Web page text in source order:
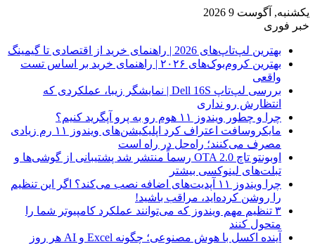
یکشنبه, آگوست 9 2026
خبر فوری
بهترین لپ‌تاپ‌های 2026 | راهنمای خرید از اقتصادی تا گیمینگ
بهترین کروم‌بوک‌های ۲۰۲۶ | راهنمای خرید بر اساس تست
واقعی
بررسی لپ‌تاپ Dell 16S | نمایشگر زیبا، عملکردی که
انتظارش رو نداری
چرا و چطور ویندوز ۱۱ هوم رو به پرو آپگرید کنیم؟
مایکروسافت اعتراف کرد اپلیکیشن‌های ویندوز ۱۱ رم زیادی
مصرف می‌کنند؛ راه‌حل در راه است
اوبونتو تاچ OTA 2.0 رسماً منتشر شد پشتیبانی از گوشی‌ها و
تبلت‌های لینوکسی بیشتر
چرا ویندوز ۱۱ آپدیت‌های اضافه نصب می‌کند؟ اگر این تنظیم
را روشن کرده‌اید، مراقب باشید!
۳ تنظیم مهم ویندوز که می‌توانند عملکرد کامپیوتر شما را
متحول کنند
آینده اکسل با هوش مصنوعی؛ چگونه Excel و AI هر روز